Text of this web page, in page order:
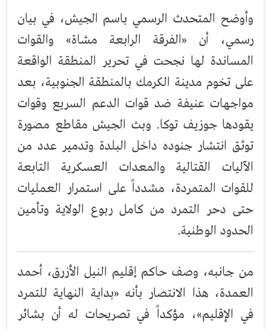
وأوضح المتحدث الرسمي باسم الجيش، في بيان
رسمي، أن «الفرقة الرابعة مشاة» والقوات
المساندة لها نجحت في تحرير المنطقة الواقعة
على تخوم مدينة الكرمك بالمنطقة الجنوبية، بعد
مواجهات عنيفة ضد قوات الدعم السريع وقوات
يقودها جوزيف توكا. وبث الجيش مقاطع مصورة
توثق انتشار جنوده داخل البلدة وتدمير عدد من
الآليات القتالية والمعدات العسكرية التابعة
للقوات المتمردة، مشدداً على استمرار العمليات
حتى دحر التمرد من كامل ربوع الولاية وتأمين
الحدود الوطنية.
من جانبه، وصف حاكم إقليم النيل الأزرق، أحمد
العمدة، هذا الانتصار بأنه «بداية النهاية للتمرد
في الإقليم»، مؤكداً في تصريحات له أن بشائر